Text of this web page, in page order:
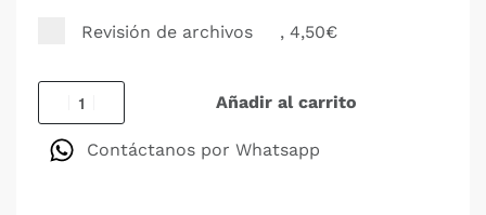
Revisión de archivos , 4,50€
Añadir al carrito
Contáctanos por Whatsapp